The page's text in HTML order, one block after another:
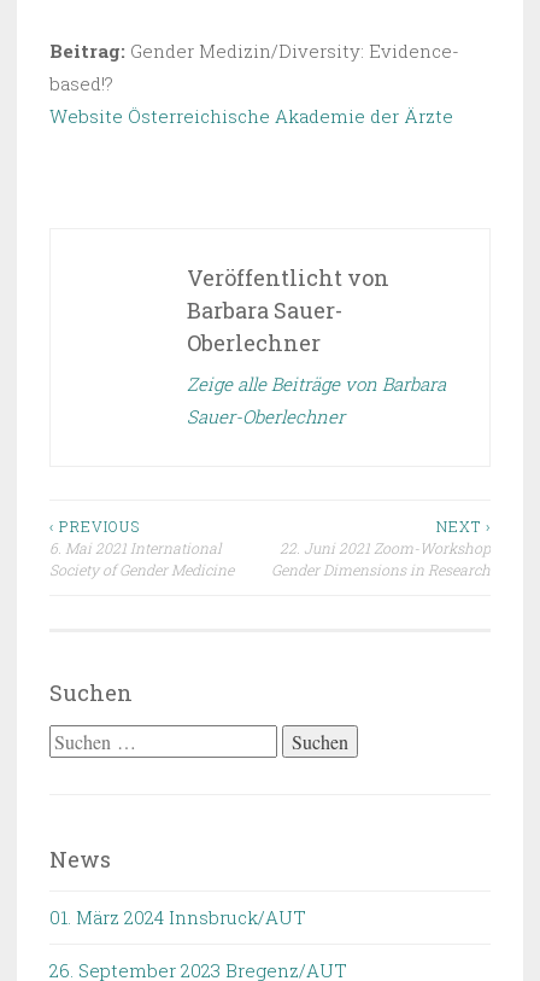
Beitrag: Gender Medizin/Diversity: Evidence-
based!?
Website Österreichische Akademie der Ärzte
Veröffentlicht von
Barbara Sauer-
Oberlechner
Zeige alle Beiträge von Barbara
Sauer-Oberlechner
Beitragsnavigation
‹ PREVIOUS
6. Mai 2021 International
Society of Gender Medicine
NEXT ›
22. Juni 2021 Zoom-Workshop
Gender Dimensions in Research
Suchen
Suchen
News
01. März 2024 Innsbruck/AUT
26. September 2023 Bregenz/AUT